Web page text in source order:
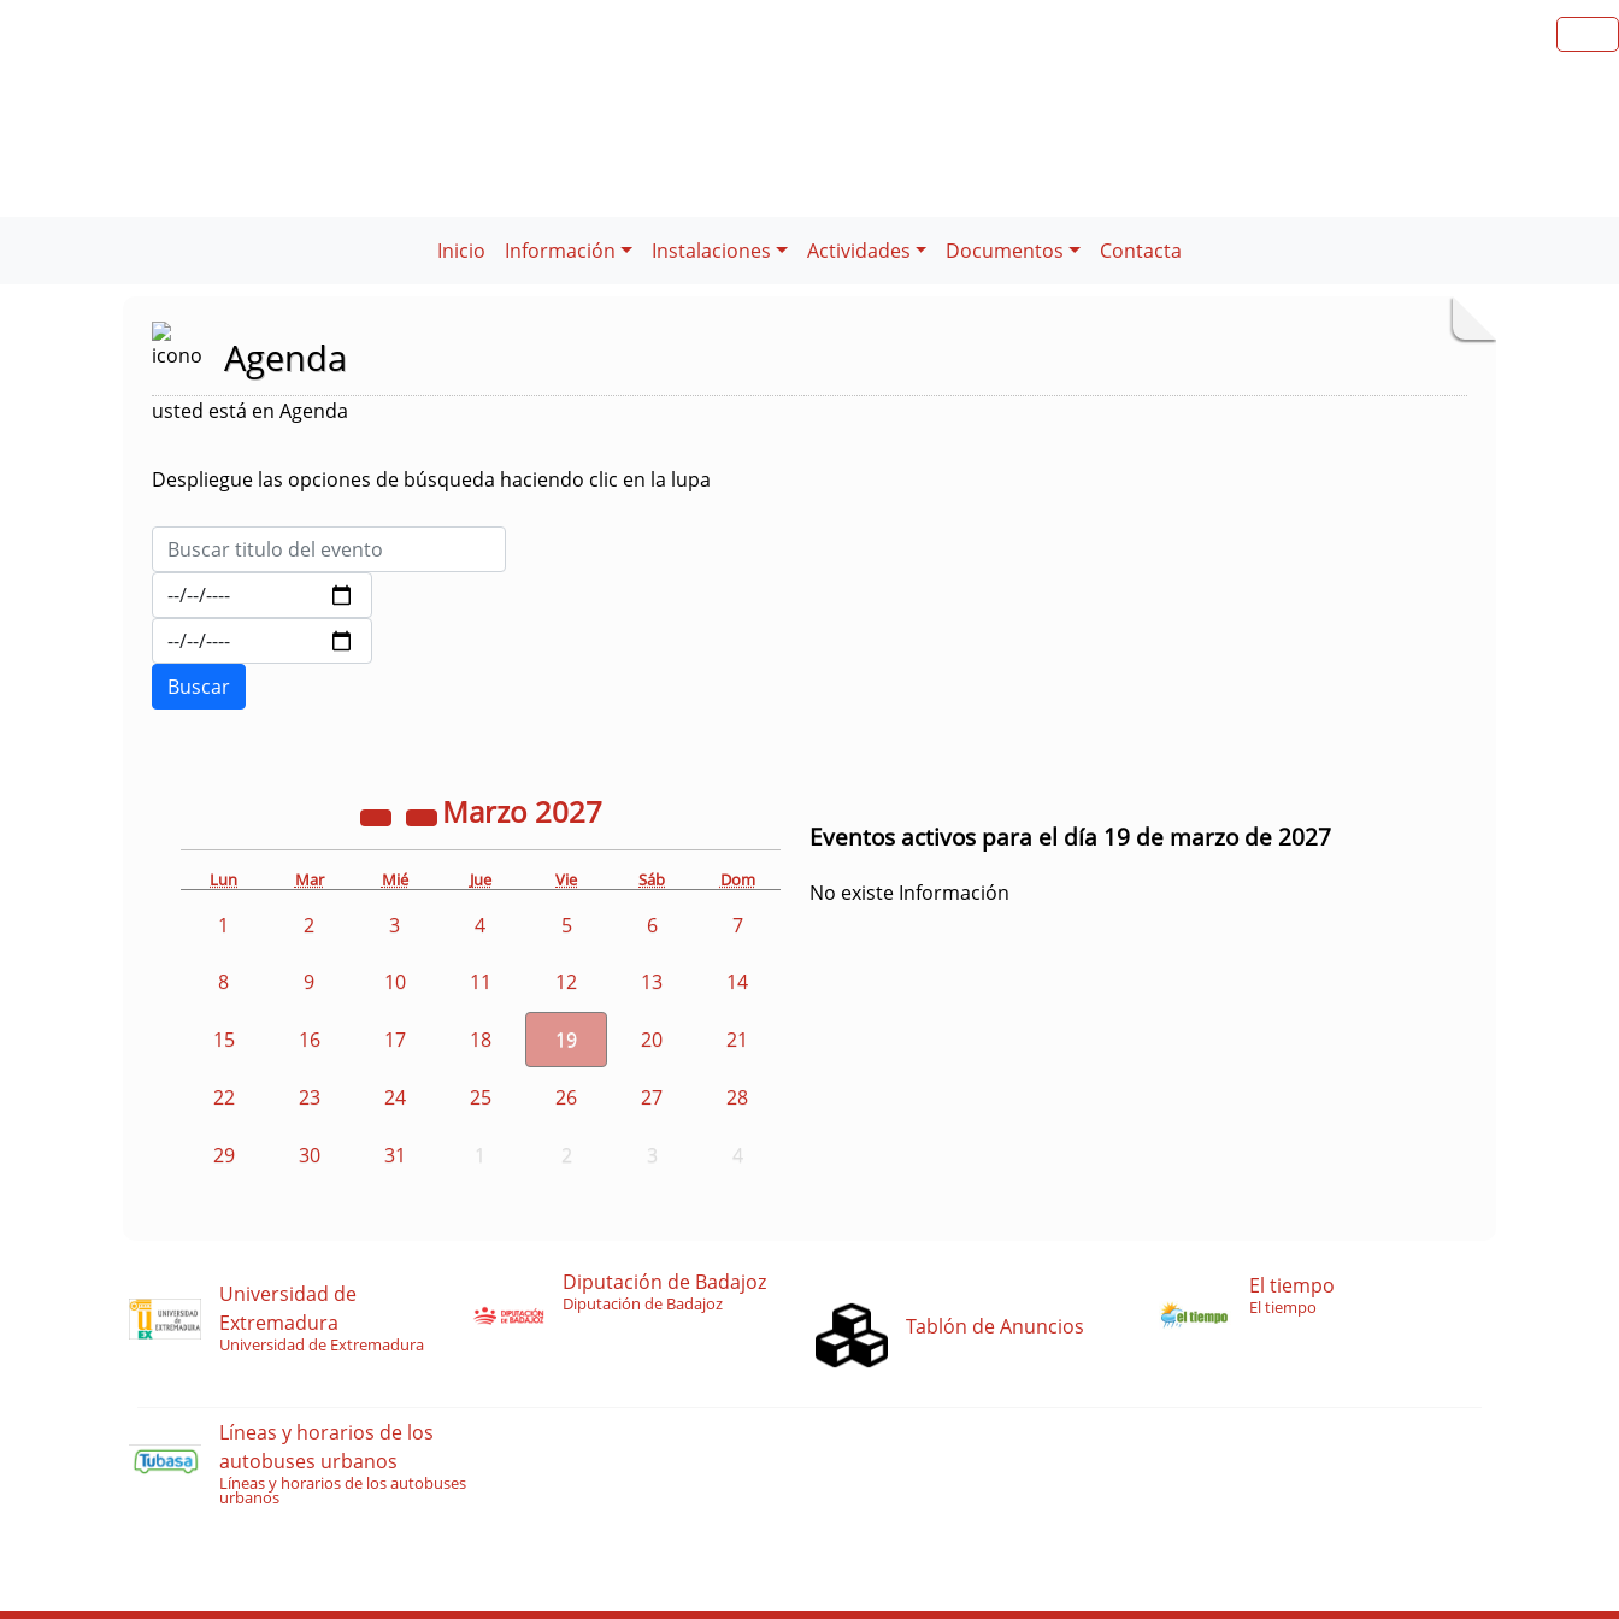
Inicio Información Instalaciones Actividades Documentos Contacta
Agenda
usted está en Agenda
Despliegue las opciones de búsqueda haciendo clic en la lupa
Marzo 2027
Lun Mar Mié Jue Vie Sáb Dom
1 2 3 4 5 6 7
8 9 10 11 12 13 14
15 16 17 18 19 20 21
22 23 24 25 26 27 28
29 30 31 1 2 3 4
Eventos activos para el día 19 de marzo de 2027
No existe Información
Universidad de
Extremadura
Universidad de Extremadura
Diputación de Badajoz
Diputación de Badajoz
Tablón de Anuncios
El tiempo
El tiempo
Líneas y horarios de los
autobuses urbanos
Líneas y horarios de los autobuses
urbanos